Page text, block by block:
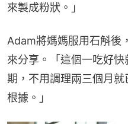
來製成粉狀。」
Adam將媽媽服用石斛後
來分享。「這個一吃好
期，不用調理兩三個月
根據。」